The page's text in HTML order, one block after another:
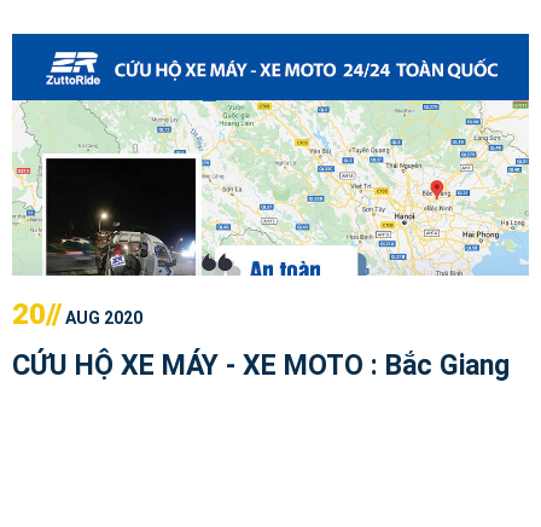
20//AUG 2020
CỨU HỘ XE MÁY - XE MOTO : Bắc Giang